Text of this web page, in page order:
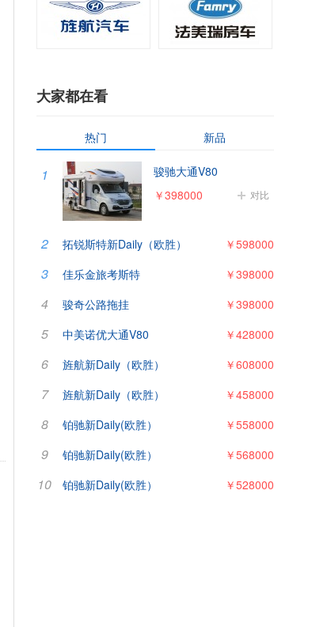
大家都在看
热门 新品
1 骏驰大通V80
对比
￥398000
2 拓锐斯特新Daily（欧胜） ￥598000
3 佳乐金旅考斯特 ￥398000
4 骏奇公路拖挂 ￥398000
5 中美诺优大通V80 ￥428000
6 旌航新Daily（欧胜） ￥608000
7 旌航新Daily（欧胜） ￥458000
8 铂驰新Daily(欧胜） ￥558000
9 铂驰新Daily(欧胜） ￥568000
10 铂驰新Daily(欧胜） ￥528000